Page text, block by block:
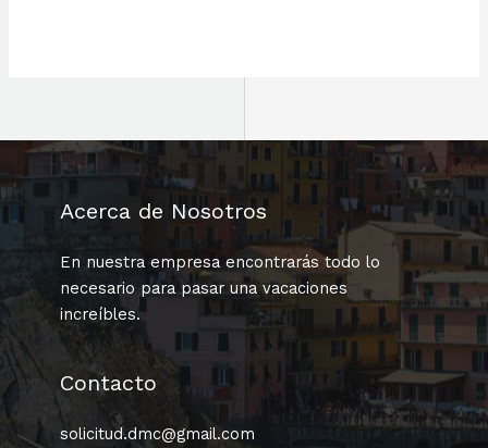
Acerca de Nosotros
En nuestra empresa encontrarás todo lo
necesario para pasar una vacaciones
increíbles.
Contacto
solicitud.dmc@gmail.com